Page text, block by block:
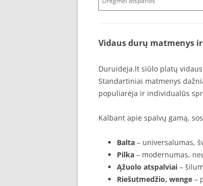
Vidaus durų matmenys
Duruideja.lt siūlo platų
Standartiniai matmenys
populiarėja ir individualūs
Kalbant apie spalvų gamą,
Balta – universalumas,
Pilka – modernumas,
Ąžuolo atspalviai –
Riešutmedžio, wenge –